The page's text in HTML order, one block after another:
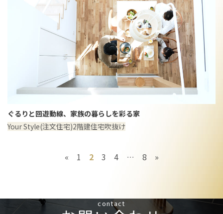
ぐるりと回遊動線、家族の暮らしを彩る家
Your Style(注文住宅)2階建住宅吹抜け
« 1 2 3 4 … 8 »
contact